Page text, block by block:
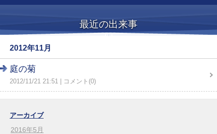
最近の出来事
2012年11月
庭の菊
2012/11/21 21:51 コメント(0)
アーカイブ
2016年5月